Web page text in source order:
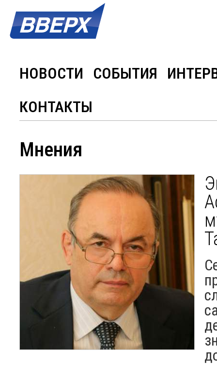
НОВОСТИ СОБЫТИЯ
КОНТАКТЫ
Мнения